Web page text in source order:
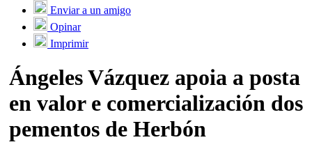
Enviar a un amigo
Opinar
Imprimir
Ángeles Vázquez apoia a posta
en valor e comercialización dos
pementos de Herbón